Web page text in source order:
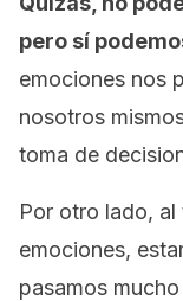
pero sí
emociones nos
nosotros
toma de
Por otro lado, al
emociones,
pasamos